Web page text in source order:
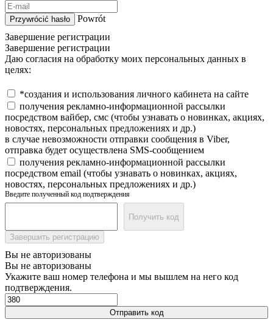
Przywrócić hasło
Powrót
Завершение регистрации
Завершение регистрации
Даю согласия на обработку моих персональных данных в
целях:
*создания и использования личного кабинета на сайте
получения рекламно-информационной рассылки
посредством вайбер, смс (чтобы узнавать о новинках, акциях,
новостях, персональных предложениях и др.)
в случае невозможности отправки сообщения в Viber,
отправка будет осуществлена SMS-сообщением
получения рекламно-информационной рассылки
посредством email (чтобы узнавать о новинках, акциях,
новостях, персональных предложениях и др.)
Введите полученный код подтверждения
Получить код
Завершить регистрацию
Вы не авторизованы
Вы не авторизованы
Укажите ваш номер телефона и мы вышлем на него код
подтверждения.
Отправить код